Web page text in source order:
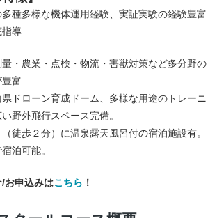
種多様な機体運用経験、実証実験の経験豊富
指導
・農業・点検・物流・害獣対策など多分野の
富
ドローン育成ドーム、多様な用途のトレーニ
野外飛行スペース完備。
徒歩２分）に温泉露天風呂付の宿泊施設有。
泊可能。
お申込みはこちら ！